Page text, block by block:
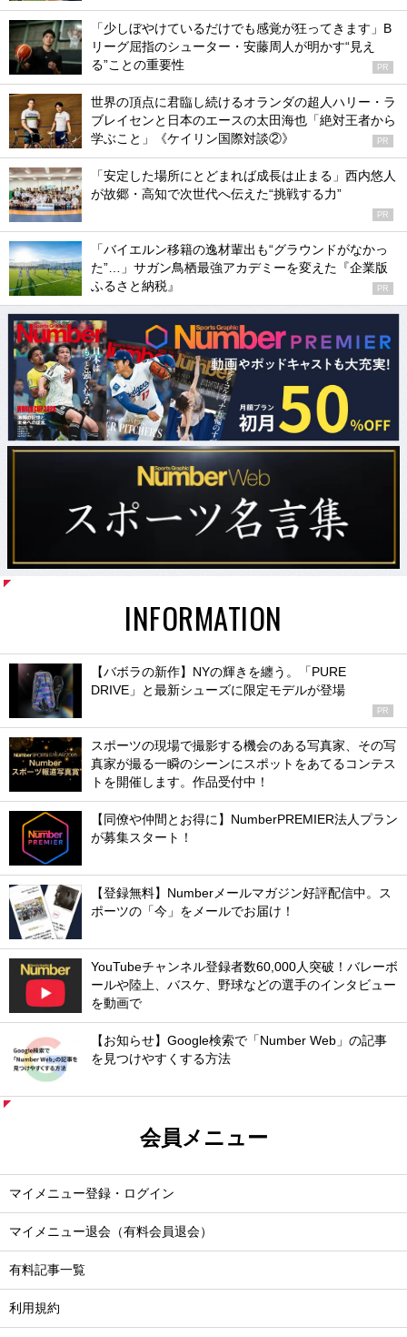
「少しぼやけているだけでも感覚が狂ってきます」B
リーグ屈指のシューター・安藤周人が明かす“見え
る”ことの重要性
PR
世界の頂点に君臨し続けるオランダの超人ハリー・ラ
ブレイセンと日本のエースの太田海也「絶対王者から
学ぶこと」《ケイリン国際対談②》
PR
「安定した場所にとどまれば成長は止まる」西内悠人
が故郷・高知で次世代へ伝えた“挑戦する力”
PR
「バイエルン移籍の逸材輩出も“グラウンドがなかっ
た”…」サガン鳥栖最強アカデミーを変えた『企業版
ふるさと納税』
PR
INFORMATION
【バボラの新作】NYの輝きを纏う。「PURE
DRIVE」と最新シューズに限定モデルが登場
PR
スポーツの現場で撮影する機会のある写真家、その写
真家が撮る一瞬のシーンにスポットをあてるコンテス
トを開催します。作品受付中！
【同僚や仲間とお得に】NumberPREMIER法人プラン
が募集スタート！
【登録無料】Numberメールマガジン好評配信中。ス
ポーツの「今」をメールでお届け！
YouTubeチャンネル登録者数60,000人突破！バレーボ
ールや陸上、バスケ、野球などの選手のインタビュー
を動画で
【お知らせ】Google検索で「Number Web」の記事
を見つけやすくする方法
会員メニュー
マイメニュー登録・ログイン
マイメニュー退会（有料会員退会）
有料記事一覧
利用規約